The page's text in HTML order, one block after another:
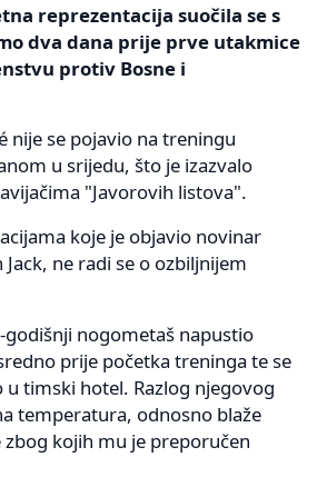
reprezentacija suočila se s
dva dana prije prve utakmice
protiv Bosne i
nije se pojavio na treningu
u srijedu, što je izazvalo
"Javorovih listova".
koje je objavio novinar
Jack, ne radi se o ozbiljnijem
godišnji nogometaš napustio
prije početka treninga te se
timski hotel. Razlog njegovog
temperatura, odnosno blaže
kojih mu je preporučen